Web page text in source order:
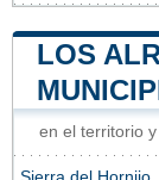
LOS
en el territorio